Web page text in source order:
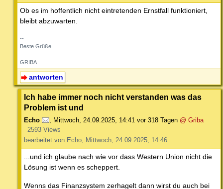
Ob es im hoffentlich nicht eintretenden Ernstfall funktioniert,
bleibt abzuwarten.
--
Beste Grüße
GRIBA
antworten
Ich habe immer noch nicht verstanden was das
Problem ist und
Echo , Mittwoch, 24.09.2025, 14:41 vor 318 Tagen @ Griba
2593 Views
bearbeitet von Echo, Mittwoch, 24.09.2025, 14:46
...und ich glaube nach wie vor dass Western Union nicht die
Lösung ist wenn es scheppert.
Wenns das Finanzsystem zerhagelt dann wirst du auch bei